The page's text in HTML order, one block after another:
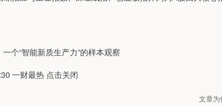
个“智能新质生产力”的样本观察
一财最热 点击关闭
文章为